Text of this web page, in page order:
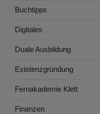
Buchtipps
Digitales
Duale Ausbildung
Existenzgründung
Fernakademie Klett
Finanzen